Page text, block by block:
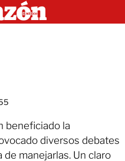
beneficiado la
diversos debates
manejarlas. Un claro